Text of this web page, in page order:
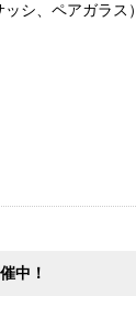
シ、ペアガラス）
中！